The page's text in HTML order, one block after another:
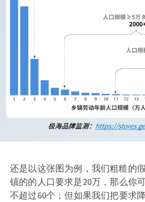
还是以这张图为例，我们粗糙的
镇的的人口要求是20万，那么你
不超过60个；但如果我们把要求